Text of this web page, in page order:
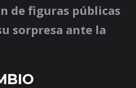
de figuras públicas
sorpresa ante la